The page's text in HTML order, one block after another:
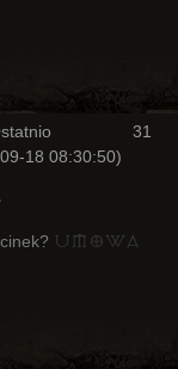
31
18 08:30:50)
umowa